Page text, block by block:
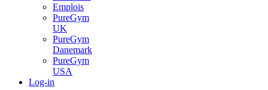
Emplois
PureGym
UK
PureGym
Danemark
PureGym
USA
Log-in